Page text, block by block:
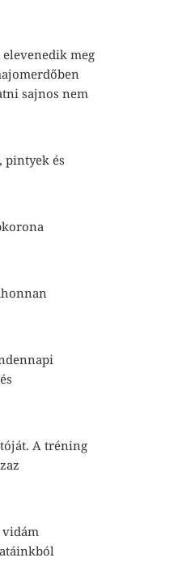
meg
sajnos nem
pintyek és
A tréning
vidám